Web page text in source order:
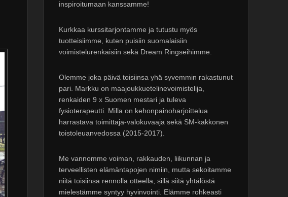
inspiroitumaan kanssamme!
Kurkkaa kurssitarjontamme ja tutustu myös
tuotteisiimme, kuten puisiin suomalaisiin
voimistelurenkaisiin sekä Dream Ringseihimme.
Olemme joka päivä toisiinsa yhä syvemmin rakastunut
pari. Markku on maajoukkuetelinevoimistelija,
renkaiden 9 x Suomen mestari ja tuleva
fysioterapeutti. Milla on kehonpainoharjoittelua
harrastava toimittaja-valokuvaaja sekä SM-kakkonen
toistoleuanvedossa (2015-2017).
Me vannomme voiman, rakkauden, liikunnan ja
terveellisten elämäntapojen nimiin, mutta sekoitamme
niitä toisiinsa rennolla otteella, sillä siitä yhtälöstä
mielestämme syntyy hyvinvointi. Elämme rohkeasti